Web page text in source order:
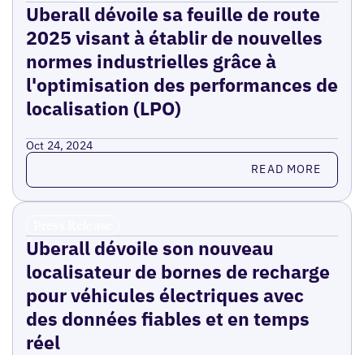
Uberall dévoile sa feuille de route
2025 visant à établir de nouvelles
normes industrielles grâce à
l'optimisation des performances de
localisation (LPO)
Oct 24, 2024
Read more READ MORE
Uberall dévoile son nouveau
localisateur de bornes de recharge
pour véhicules électriques avec
des données fiables et en temps
réel